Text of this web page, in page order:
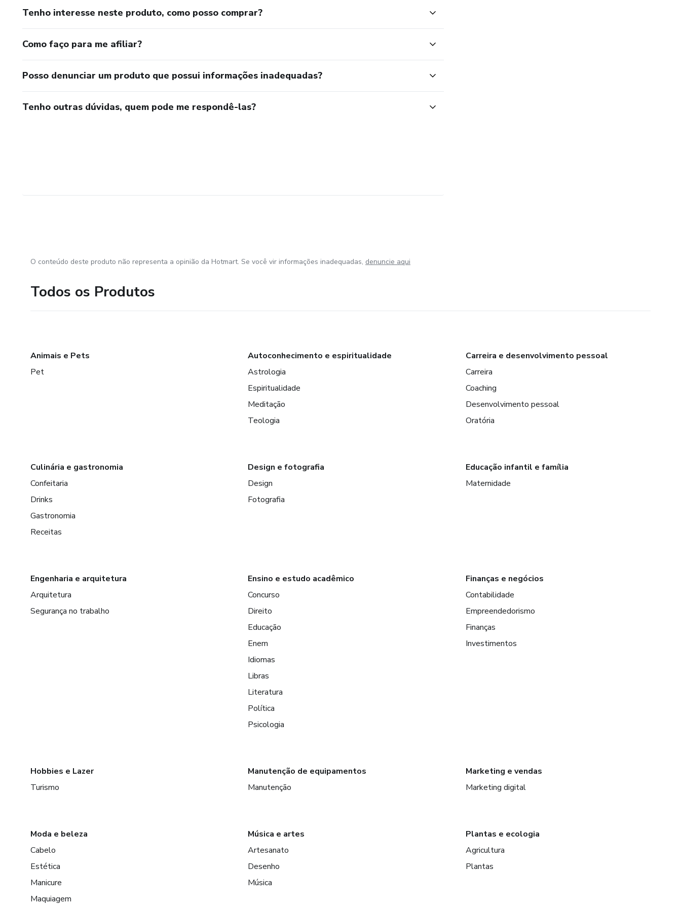
Tenho interesse neste produto, como posso comprar?
Como faço para me afiliar?
Posso denunciar um produto que possui informações inadequadas?
Tenho outras dúvidas, quem pode me respondê-las?
O conteúdo deste produto não representa a opinião da Hotmart. Se você vir informações inadequadas, denuncie aqui
Todos os Produtos
Animais e Pets
Pet
Autoconhecimento e espiritualidade
Astrologia
Espiritualidade
Meditação
Teologia
Carreira e desenvolvimento pessoal
Carreira
Coaching
Desenvolvimento pessoal
Oratória
Culinária e gastronomia
Confeitaria
Drinks
Gastronomia
Receitas
Design e fotografia
Design
Fotografia
Educação infantil e família
Maternidade
Engenharia e arquitetura
Arquitetura
Segurança no trabalho
Ensino e estudo acadêmico
Concurso
Direito
Educação
Enem
Idiomas
Libras
Literatura
Política
Psicologia
Finanças e negócios
Contabilidade
Empreendedorismo
Finanças
Investimentos
Hobbies e Lazer
Turismo
Manutenção de equipamentos
Manutenção
Marketing e vendas
Marketing digital
Moda e beleza
Cabelo
Estética
Manicure
Maquiagem
Música e artes
Artesanato
Desenho
Música
Plantas e ecologia
Agricultura
Plantas